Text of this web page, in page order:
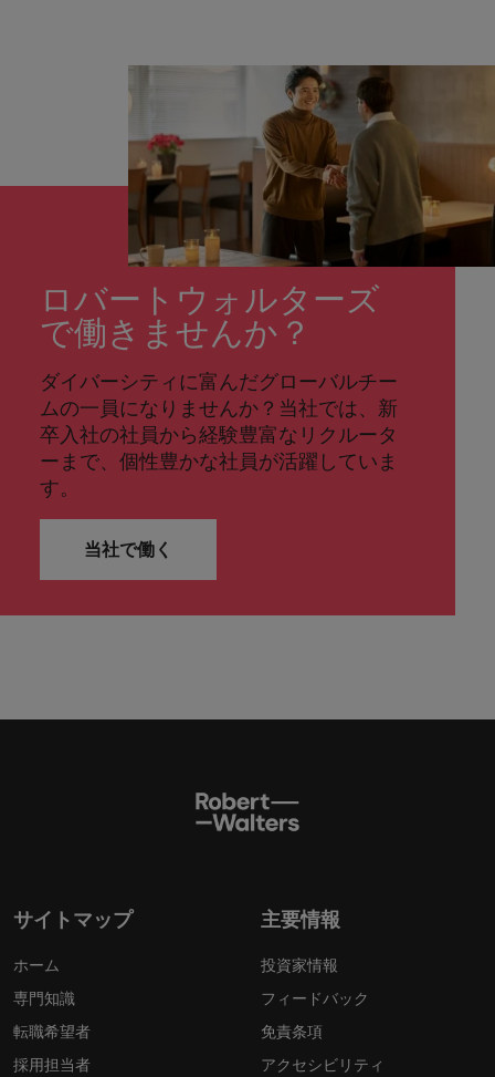
ロバートウォルターズ
で働きませんか？
ダイバーシティに富んだグローバルチー
ムの一員になりませんか？当社では、新
卒入社の社員から経験豊富なリクルータ
ーまで、個性豊かな社員が活躍していま
す。
当社で働く
サイトマップ
ホーム
専門知識
転職希望者
採用担当者
主要情報
投資家情報
フィードバック
免責条項
アクセシビリティ